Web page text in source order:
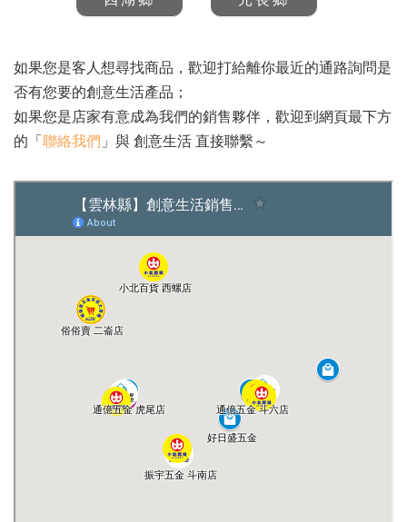
如果您是客人想尋找商品，歡迎打給離你最近的通路詢問是
否有您要的創意生活產品；
如果您是店家有意成為我們的銷售夥伴，歡迎到網頁最下方
的「 聯絡我們 」與 創意生活 直接聯繫～